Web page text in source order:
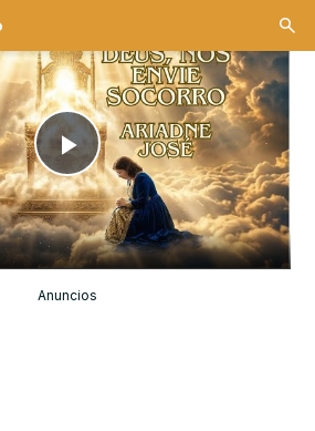
Play
Video
Anuncios